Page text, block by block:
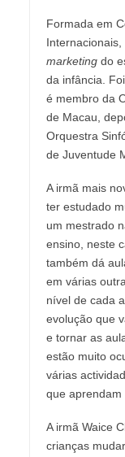
Formada em
marketingdo
da infância.
é membro da
de Macau,
Orquestra
de Juventude
A irmã mais
ter estudado
um mestrado
ensino, neste
também dá
em várias
nível de cada
evolução que
e tornar as
estão muito
várias
que aprendam
A irmã Waice
crianças